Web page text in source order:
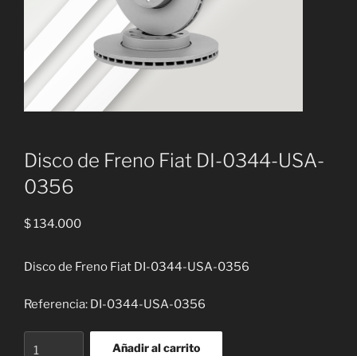
Disco de Freno Fiat DI-0344-USA-
0356
$134.000
Disco de Freno Fiat DI-0344-USA-0356
Referencia: DI-0344-USA-0356
Añadir al carrito